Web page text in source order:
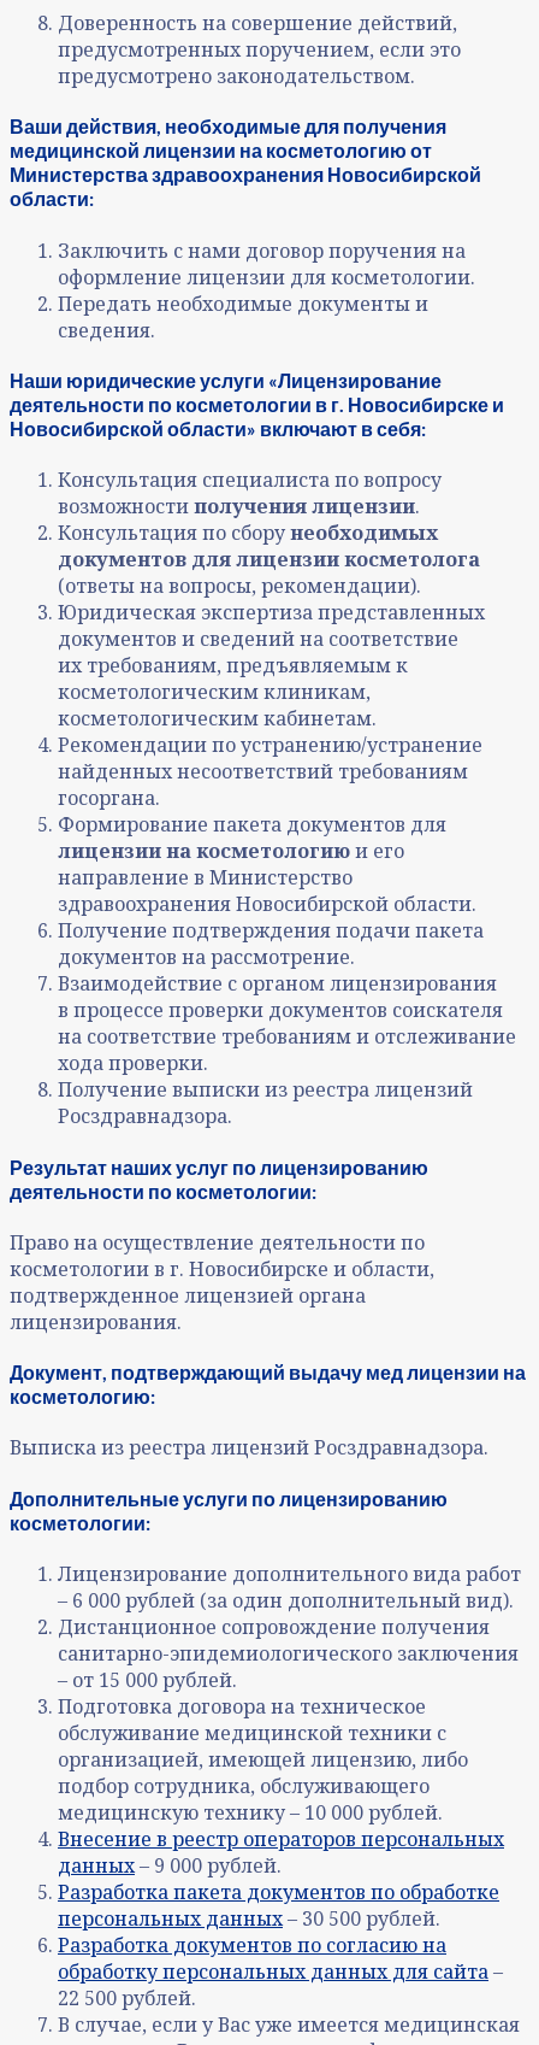
Доверенность на совершение действий,
предусмотренных поручением, если это
предусмотрено законодательством.
Ваши действия, необходимые для получения
медицинской лицензии на косметологию от
Министерства здравоохранения Новосибирской
области:
Заключить с нами договор поручения на
оформление лицензии для косметологии.
Передать необходимые документы и
сведения.
Наши юридические услуги «Лицензирование
деятельности по косметологии в г. Новосибирске и
Новосибирской области» включают в себя:
Консультация специалиста по вопросу
возможностиполучения лицензии.
Консультация по сборунеобходимых
документов для лицензии косметолога
(ответы на вопросы, рекомендации).
Юридическая экспертиза представленных
документов и сведений на соответствие
их требованиям, предъявляемым к
косметологическим клиникам,
косметологическим кабинетам.
Рекомендации по устранению/устранение
найденных несоответствий требованиям
госоргана.
Формирование пакета документов для
лицензии на косметологиюи его
направление в Министерство
здравоохранения Новосибирской области.
Получение подтверждения подачи пакета
документов на рассмотрение.
Взаимодействие с органом лицензирования
в процессе проверки документов соискателя
на соответствие требованиям и отслеживание
хода проверки.
Получение выписки из реестра лицензий
Росздравнадзора.
Результат наших услуг по лицензированию
деятельности по косметологии:
Право на осуществление деятельности по
косметологии в г. Новосибирске и области,
подтвержденное лицензией органа
лицензирования.
Документ, подтверждающий выдачу мед лицензии на
косметологию:
Выписка из реестра лицензий Росздравнадзора.
Дополнительные услуги по лицензированию
косметологии:
Лицензирование дополнительного вида работ
– 6 000 рублей (за один дополнительный вид).
Дистанционное сопровождение получения
санитарно-эпидемиологического заключения
– от 15 000 рублей.
Подготовка договора на техническое
обслуживание медицинской техники с
организацией, имеющей лицензию, либо
подбор сотрудника, обслуживающего
медицинскую технику – 10 000 рублей.
Внесение в реестр операторов персональных
данных– 9 000 рублей.
Разработка пакета документов по обработке
персональных данных– 30 500 рублей.
Разработка документов по согласию на
обработку персональных данных для сайта–
22 500 рублей.
В случае, если у Вас уже имеется медицинская